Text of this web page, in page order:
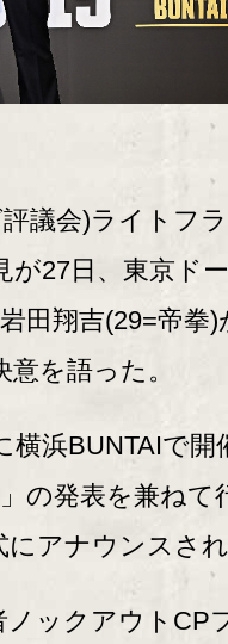
議会)ライトフ
が27日、東京ド
田翔吉(29=帝拳)
を語った。
浜BUNTAIで開
の発表を兼ねて
にアナウンスさ
ックアウトCP